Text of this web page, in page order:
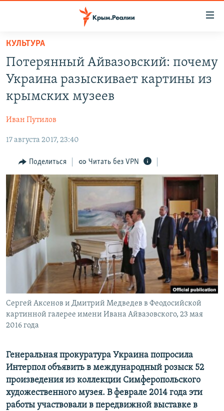
Вернуться
основному
содержанию
Вернутся
главной
навигации
Вернутся
поиску
СПЕЦПРОЕКТЫ
11 ЛЕТ ОККУПАЦИИ КРЫМА. 11 ИСТОРИЙ СОПРОТИВЛЕНИЯ
ВОДА
ЕЩЕ
ИНТЕРАКТИВ
ИНФОГРАФИКА
ТЕЛЕПРОЕКТ КРЫМ.РЕАЛИИ
СОВЕТЫ ПРАВОЗАЩИТНИКОВ
ПРОПАВШИЕ БЕЗ ВЕСТИ
ПОБЕДИТЕЛЕЙ НЕ СУДЯТ?
КРЫМ.НЕПОКОРЕННЫЙ
ELIFBE
УКРАИНСКАЯ ПРОБЛЕМА КРЫМА
РАДІО СВОБОДА
КАК ОБОЙТИ БЛОКИРОВКУ
Українською
Qırımtatar
ПРИСОЕДИНЯЙТЕСЬ!
Все сайты RFE/RL
КУЛЬТУРА
Потерянный Айвазовский: почему
Украина разыскивает картины из
крымских музеев
Иван Путилов
17 августа 2017, 23:40
Поделиться Читать без VPN
Сергей Аксенов и Дмитрий Медведев в Феодосийской
картинной галерее имени Ивана Айвазовского, 23 мая
2016 года
Генеральная прокуратура Украина попросила
Интерпол объявить в международный розыск 52
произведения из коллекции Симферопольского
художественного музея. В феврале 2014 года эти
работы участвовали в передвижной выставке в